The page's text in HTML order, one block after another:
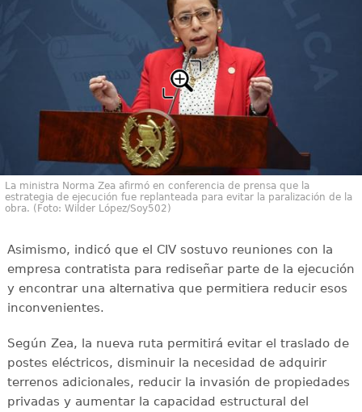
La ministra Norma Zea afirmó en conferencia de prensa que la
estrategia de ejecución fue replanteada para evitar la paralización de la
obra. (Foto: Wilder López/Soy502)
Asimismo, indicó que el CIV sostuvo reuniones con la
empresa contratista para rediseñar parte de la ejecución
y encontrar una alternativa que permitiera reducir esos
inconvenientes.
Según Zea, la nueva ruta permitirá evitar el traslado de
postes eléctricos, disminuir la necesidad de adquirir
terrenos adicionales, reducir la invasión de propiedades
privadas y aumentar la capacidad estructural del